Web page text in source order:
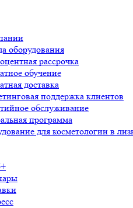
оборудования
рассрочка
обучение
доставка
поддержка клиентов
обслуживание
программа
для косметологии в